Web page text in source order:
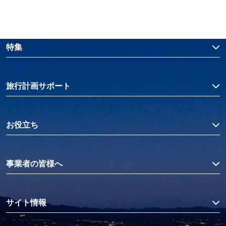
特集
旅行計画サポート
お役立ち
事業者の皆様へ
サイト情報